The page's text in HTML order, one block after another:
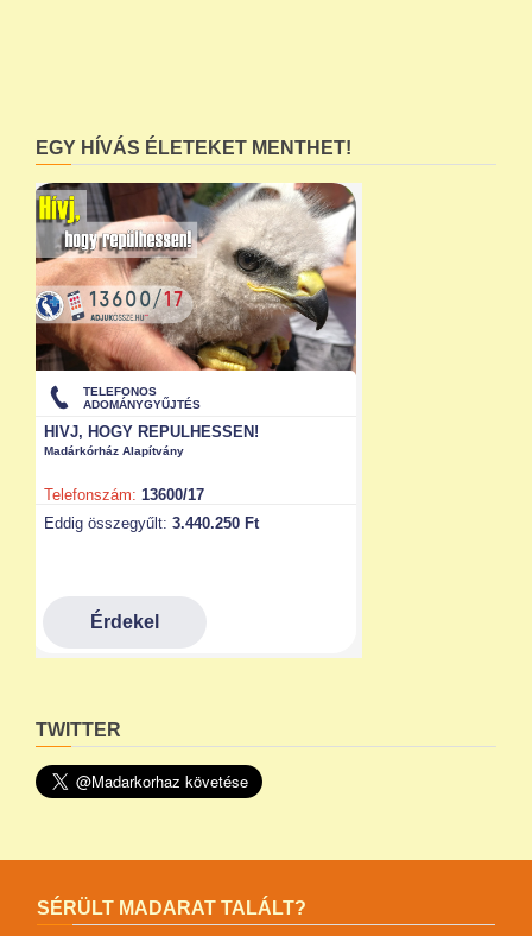
EGY HÍVÁS ÉLETEKET MENTHET!
TWITTER
SÉRÜLT MADARAT TALÁLT?